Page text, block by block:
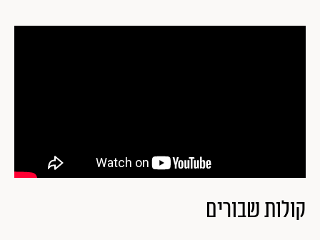
קולות שבורים